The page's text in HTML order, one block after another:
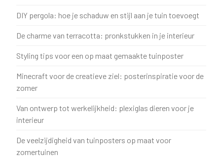
DIY pergola: hoe je schaduw en stijl aan je tuin toevoegt
De charme van terracotta: pronkstukken in je interieur
Styling tips voor een op maat gemaakte tuinposter
Minecraft voor de creatieve ziel: posterinspiratie voor de
zomer
Van ontwerp tot werkelijkheid: plexiglas dieren voor je
interieur
De veelzijdigheid van tuinposters op maat voor
zomertuinen